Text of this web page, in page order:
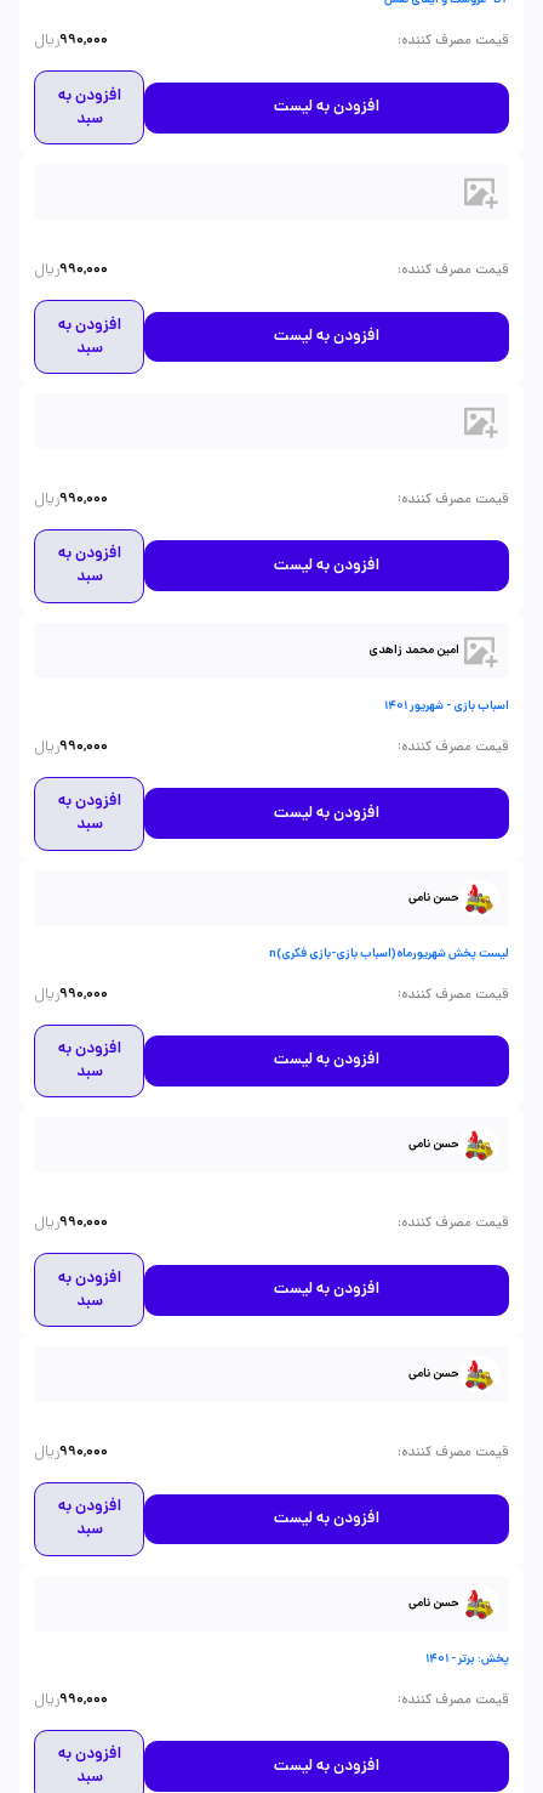
قیمت مصرف کننده:
990,000ریال
افزودن به لیست
افزودن به
سبد
قیمت مصرف کننده:
990,000ریال
افزودن به لیست
افزودن به
سبد
قیمت مصرف کننده:
990,000ریال
افزودن به لیست
افزودن به
سبد
امین محمد زاهدی
اسباب بازی - شهریور 1401
قیمت مصرف کننده:
990,000ریال
افزودن به لیست
افزودن به
سبد
حسن نامی
لیست پخش شهریورماه(اسباب بازی-بازی فکری)n
قیمت مصرف کننده:
990,000ریال
افزودن به لیست
افزودن به
سبد
حسن نامی
قیمت مصرف کننده:
990,000ریال
افزودن به لیست
افزودن به
سبد
حسن نامی
قیمت مصرف کننده:
990,000ریال
افزودن به لیست
افزودن به
سبد
حسن نامی
پخش: برتر - 1401
قیمت مصرف کننده:
990,000ریال
افزودن به لیست
افزودن به
سبد